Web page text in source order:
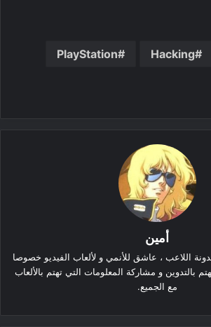
Hacking
PlayStation
أمين
اللاعب ، عاشق للأنمي و لألعاب الفيديو خصوصا
بالتدوين و مشاركة المعلومات التي تهتم بالألعاب
مع الجميع.